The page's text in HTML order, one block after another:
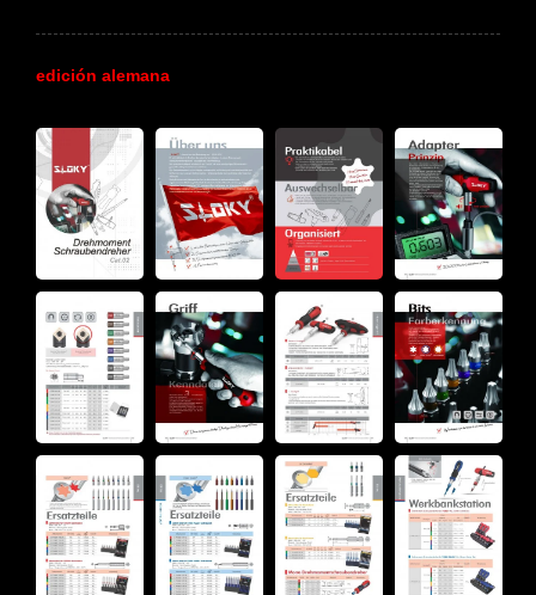
edición alemana